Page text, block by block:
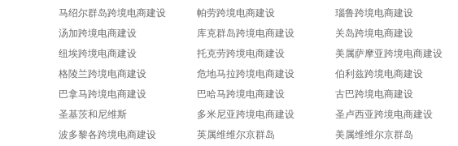
马绍尔群岛跨境电商建设
帕劳跨境电商建设 瑙鲁跨境电商建设
汤加跨境电商建设
库克群岛跨境电商建设 关岛跨境电商建设
纽埃跨境电商建设
托克劳跨境电商建设 美属萨摩亚跨境电商建设
格陵兰跨境电商建设
危地马拉跨境电商建设 伯利兹跨境电商建设
巴拿马跨境电商建设
巴哈马跨境电商建设 古巴跨境电商建设
圣基茨和尼维斯
多米尼亚跨境电商建设 圣卢西亚跨境电商建设
波多黎各跨境电商建设
英属维维尔京群岛 美属维维尔京群岛